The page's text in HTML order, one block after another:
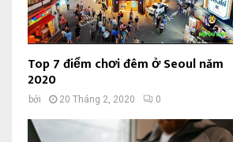
Top 7 điểm chơi đêm ở Seoul năm
2020
bởi 20 Tháng 2, 2020 0